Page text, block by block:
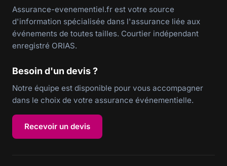
Assurance-evenementiel.fr est votre source
d'information spécialisée dans l'assurance liée aux
événements de toutes tailles. Courtier indépendant
enregistré ORIAS.
Besoin d'un devis ?
Notre équipe est disponible pour vous accompagner
dans le choix de votre assurance événementielle.
Recevoir un devis